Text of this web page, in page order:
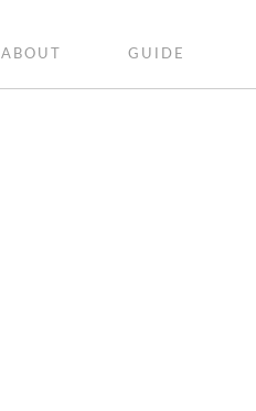
ABOUT GUIDE